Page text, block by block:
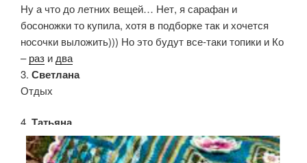
Ну а что до летних вещей… Нет, я сарафан и
босоножки то купила, хотя в подборке так и хочется
носочки выложить))) Но это будут все-таки топики и Ко
–раз и два
3. Светлана
Отдых
4. Татьяна